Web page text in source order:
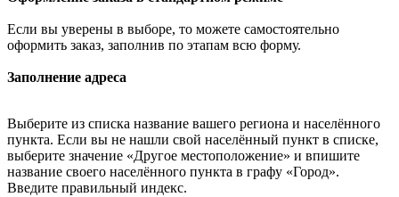
Если вы уверены в выборе, то можете самостоятельно
оформить заказ, заполнив по этапам всю форму.
Заполнение адреса
Выберите из списка название вашего региона и населённого
пункта. Если вы не нашли свой населённый пункт в списке,
выберите значение «Другое местоположение» и впишите
название своего населённого пункта в графу «Город».
Введите правильный индекс.